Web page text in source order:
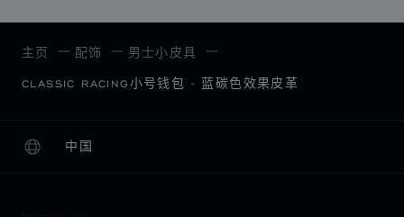
主页 配饰 男士小皮具
CLASSIC RACING小号钱包 - 蓝碳色效果皮革
中国
本地化（更改国家/地区）
更改国家/地区